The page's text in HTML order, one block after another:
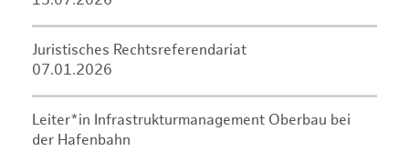
Juristisches Rechtsreferendariat
07.01.2026
Leiter*in Infrastrukturmanagement Oberbau bei
der Hafenbahn